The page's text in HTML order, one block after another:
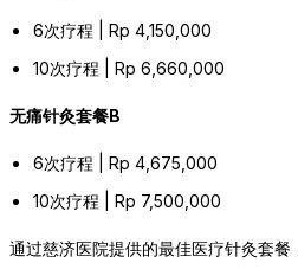
6次疗程 | Rp 4,150,000
10次疗程 | Rp 6,660,000
无痛针灸套餐B
6次疗程 | Rp 4,675,000
10次疗程 | Rp 7,500,000
通过慈济医院提供的最佳医疗针灸套餐